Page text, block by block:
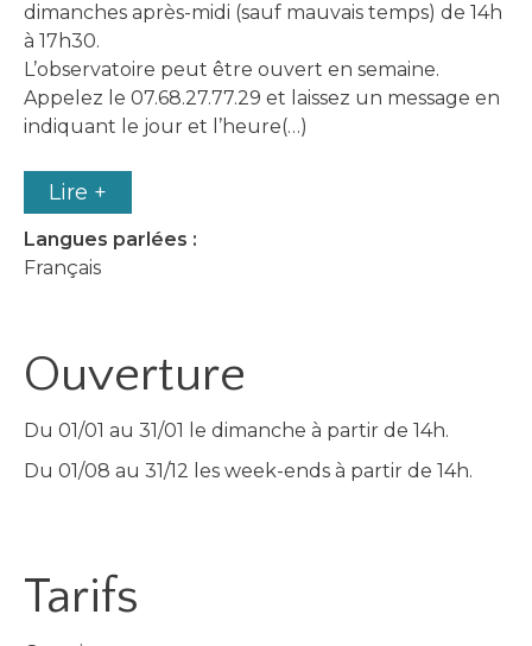
dimanches après-midi (sauf mauvais temps) de 14h
à 17h30.
L’observatoire peut être ouvert en semaine.
Appelez le 07.68.27.77.29 et laissez un message en
indiquant le jour et l’heure(…)
Lire +
Langues parlées :
Français
Ouverture
Du 01/01 au 31/01 le dimanche à partir de 14h.
Du 01/08 au 31/12 les week-ends à partir de 14h.
Tarifs